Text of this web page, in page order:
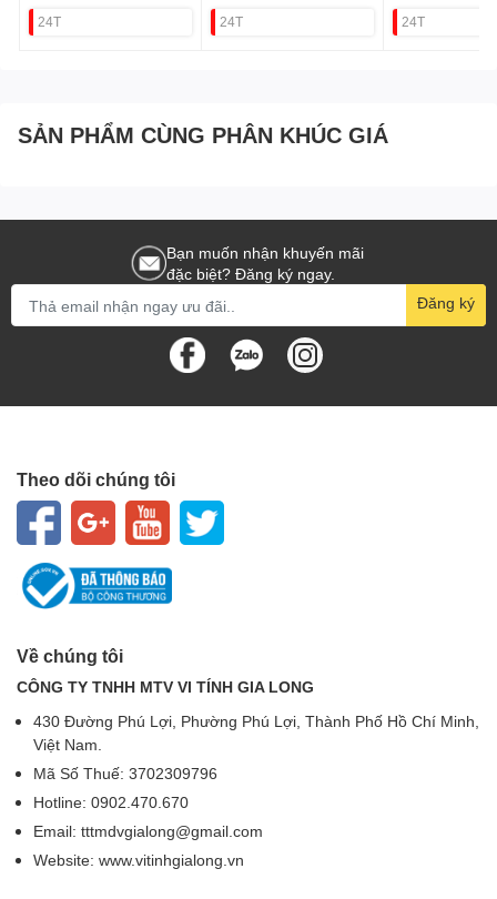
24T 24T 24T
SẢN PHẨM CÙNG PHÂN KHÚC GIÁ
Bạn muốn nhận khuyến mãi
đặc biệt? Đăng ký ngay.
Đăng ký
Theo dõi chúng tôi
Về chúng tôi
CÔNG TY TNHH MTV VI TÍNH GIA LONG
430 Đường Phú Lợi, Phường Phú Lợi, Thành Phố Hồ Chí Minh,
Việt Nam.
Mã Số Thuế: 3702309796
Hotline: 0902.470.670
Email: tttmdvgialong@gmail.com
Website: www.vitinhgialong.vn